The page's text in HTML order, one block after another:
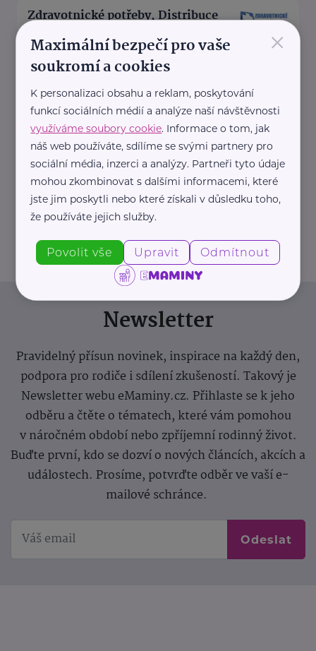
Zdravotnické potřeby, Distribuce
Palackého 187 Turnov
Společnost Distribuce PZT, s.r.o.
, působící na českém trhu v
oblasti zdravotnických potřeb již
od roku ...
https://www.zdravotnicke-
potreby.cz/
+420 777 151 911
info@zdravotnicke-potreby.cz
Newsletter
Pravidelný přísun novinek, inspirace na každý den,
podpora pro rodiče i sdílení zkušeností. Takový je
Newsletter webu eMaminy.cz. Přihlaste se k jeho
odběru a čtěte o tématech, které vám pomohou
v náročném období nebo zpříjemní rodinný život.
Buďte první, kdo se dozví o nových článcích, akcích a
událostech. Prosíme, potvrďte odběr ve vaší e-
mailové schránce.
Odeslat
×
Maximální bezpečí pro vaše
soukromí a cookies
K personalizaci obsahu a reklam, poskytování
funkcí sociálních médií a analýze naší návštěvnosti
využíváme soubory cookie. Informace o tom, jak
náš web používáte, sdílíme se svými partnery pro
sociální média, inzerci a analýzy. Partneři tyto údaje
mohou zkombinovat s dalšími informacemi, které
jste jim poskytli nebo které získali v důsledku toho,
že používáte jejich služby.
Povolit vše Upravit Odmítnout